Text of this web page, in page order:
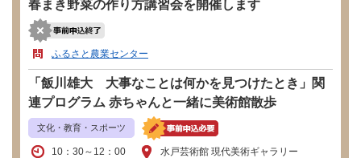
春まき野菜の作り方講習会を開催します
ふるさと農業センター
「飯川雄大 大事なことは何かを見つけたとき」関
連プログラム 赤ちゃんと一緒に美術館散歩
文化・教育・スポーツ
10：30～12：00
水戸芸術館 現代美術ギャラリー